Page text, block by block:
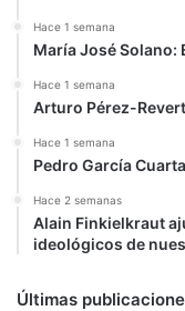
Hace 1 semana
María José Solano:
Hace 1 semana
Arturo Pérez-
Hace 1 semana
Pedro García
Hace 2 semanas
Alain Finkielkraut
ideológicos de
Últimas